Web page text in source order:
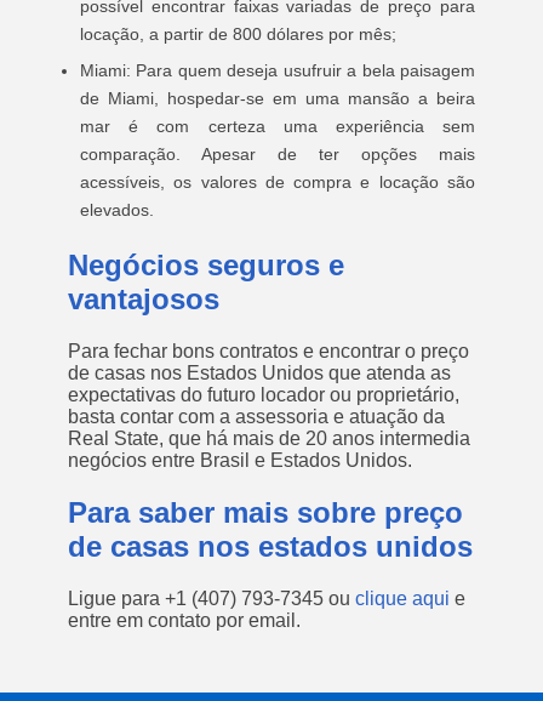
possível encontrar faixas variadas de preço para
locação, a partir de 800 dólares por mês;
Miami: Para quem deseja usufruir a bela paisagem
de Miami, hospedar-se em uma mansão a beira
mar é com certeza uma experiência sem
comparação. Apesar de ter opções mais
acessíveis, os valores de compra e locação são
elevados.
Negócios seguros e
vantajosos
Para fechar bons contratos e encontrar o preço
de casas nos Estados Unidos que atenda as
expectativas do futuro locador ou proprietário,
basta contar com a assessoria e atuação da
Real State, que há mais de 20 anos intermedia
negócios entre Brasil e Estados Unidos.
Para saber mais sobre preço
de casas nos estados unidos
Ligue para +1 (407) 793-7345 ou clique aqui e
entre em contato por email.